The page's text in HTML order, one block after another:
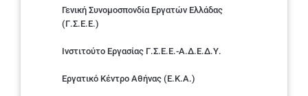
Γενική Συνομοσπονδία Εργατών Ελλάδας
(Γ.Σ.Ε.Ε.)
Ινστιτούτο Εργασίας Γ.Σ.Ε.Ε.-Α.Δ.Ε.Δ.Υ.
Εργατικό Κέντρο Αθήνας (Ε.Κ.Α.)